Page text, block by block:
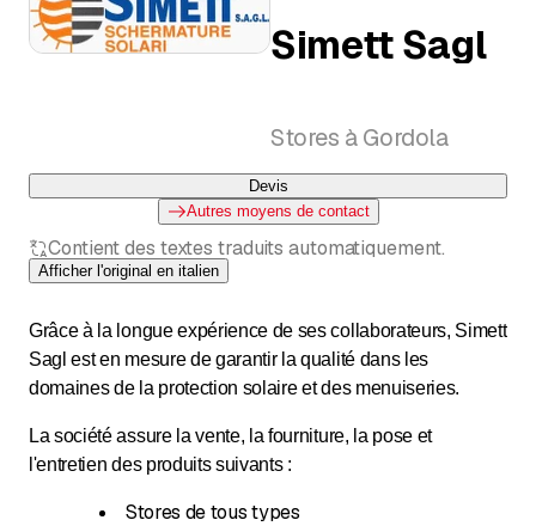
Simett Sagl
Stores à Gordola
Devis
Autres moyens de contact
Contient des textes traduits automatiquement.
Afficher l'original en italien
Grâce à la longue expérience de ses collaborateurs, Simett
Sagl est en mesure de garantir la qualité dans les
domaines de la protection solaire et des menuiseries.
La société assure la vente, la fourniture, la pose et
l'entretien des produits suivants :
Stores de tous types